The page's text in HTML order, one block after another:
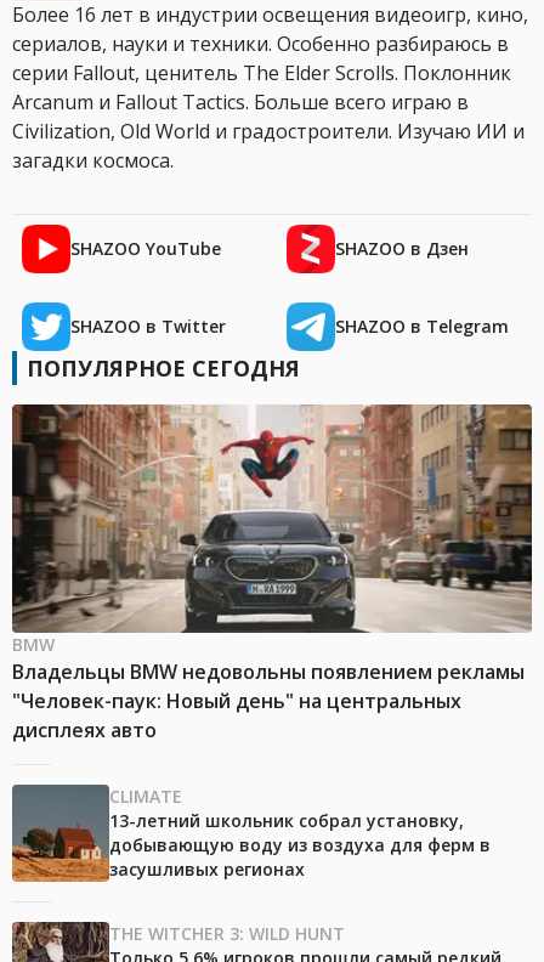
Более 16 лет в индустрии освещения видеоигр, кино,
сериалов, науки и техники. Особенно разбираюсь в
серии Fallout, ценитель The Elder Scrolls. Поклонник
Arcanum и Fallout Tactics. Больше всего играю в
Civilization, Old World и градостроители. Изучаю ИИ и
загадки космоса.
SHAZOO YouTube SHAZOO в Дзен
SHAZOO в Twitter SHAZOO в Telegram
ПОПУЛЯРНОЕ СЕГОДНЯ
BMW
Владельцы BMW недовольны появлением рекламы
"Человек-паук: Новый день" на центральных
дисплеях авто
CLIMATE
13-летний школьник собрал установку,
добывающую воду из воздуха для ферм в
засушливых регионах
THE WITCHER 3: WILD HUNT